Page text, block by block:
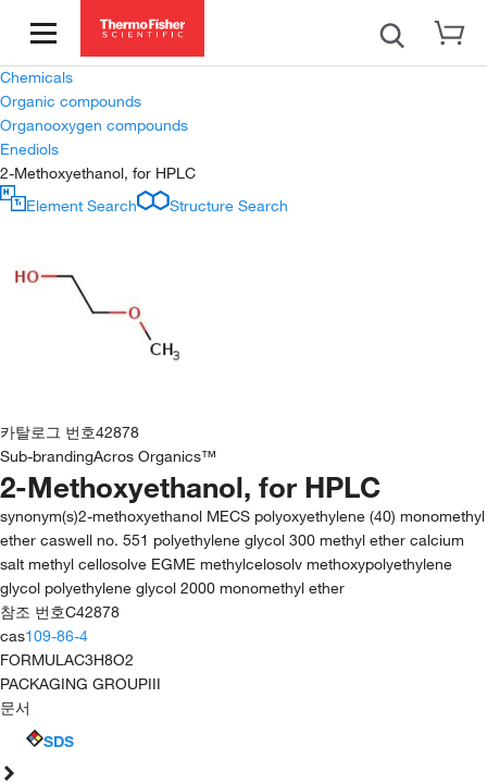
Chemicals
Organic compounds
Organooxygen compounds
Enediols
2-Methoxyethanol, for HPLC
Element Search
Structure Search
카탈로그 번호42878
Sub-brandingAcros Organics™
2-Methoxyethanol, for HPLC
synonym(s)2-methoxyethanol MECS polyoxyethylene (40) monomethyl
ether caswell no. 551 polyethylene glycol 300 methyl ether calcium
salt methyl cellosolve EGME methylcelosolv methoxypolyethylene
glycol polyethylene glycol 2000 monomethyl ether
참조 번호C42878
cas109-86-4
FORMULAC3H8O2
PACKAGING GROUPIII
문서
SDS